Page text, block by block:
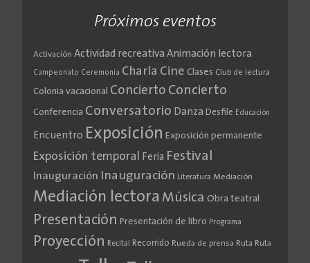
Próximos eventos
Activación Actividad recreativa Animación lectora
Campeonato Ceremonia Charla Cine Clases Club de lectura
Colonia vacacional Concierto Concierto
Conferencia Conversatorio Danza Desfile Educación
Encuentro Exposición Exposición permanente
Exposición temporal Feria Festival
Inauguración Inauguración Literatura Mediación
Mediación lectora Música Obra teatral
Presentación Presentación de libro Programa
Proyección Recital Recorrido Rueda de prensa Ruta Ruta